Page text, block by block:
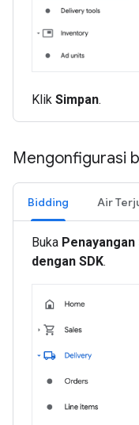
Klik Simpan.
Mengonfigurasi
Bidding Air
Buka Penayangan
dengan SDK.